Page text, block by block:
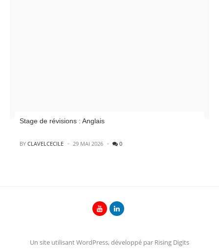
Stage de révisions : Anglais
POSTED
BY CLAVELCECILE 29 MAI 2026 0
Un site utilisant WordPress, développé par Rising Digits